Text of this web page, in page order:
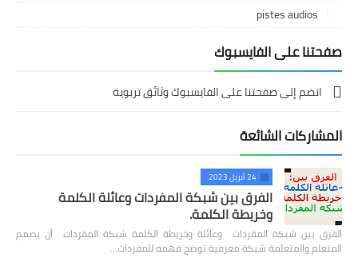
pistes audios
صفحتنا على الفايسبوك
انضم إلى صفحتنا على الفايسبوك وثائق تربوية
المشاركات الشائعة
24 أبريل 2023
الفرق بين شبكة المفردات وعائلة الكلمة
وخريطة الكلمة.
الفرق بين شبكة المفردات وعائلة وخريطة الكلمة شبكة المفردات أن يصمم
المتعلم والمتعلمة شبكة معرفية توضح فهمه للمفردات…